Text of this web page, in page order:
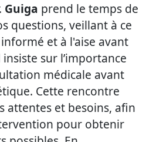
Guiga prend le temps de
questions, veillant à ce
et à l'aise avant
sur l’importance
médicale avant
Cette rencontre
attentes et besoins, afin
pour obtenir